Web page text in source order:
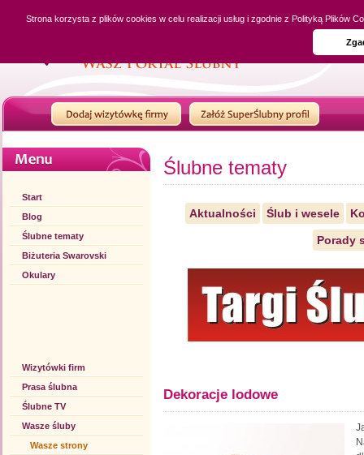
Start
Blog
Ślubne tematy
Biżuteria Swarovski
Okulary
Wizytówki firm
Prasa ślubna
Ślubne TV
Wasze śluby
Wasze strony
Ślubne tematy
Aktualności Ślub i wesele
Porady
Dekoracje lodowe
Strona korzysta z plików cookies w celu realizacji usług i zgodnie z Polityką Plików